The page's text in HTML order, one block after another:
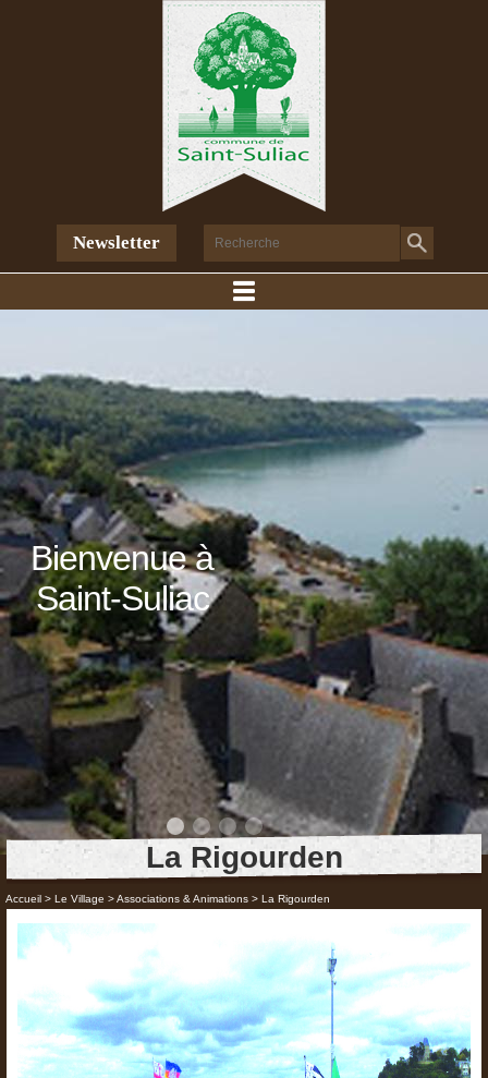
Newsletter
Bienvenue à
Saint-Suliac
Accueil > Le Village >Associations & Animations > La Rigourden
La Rigourden